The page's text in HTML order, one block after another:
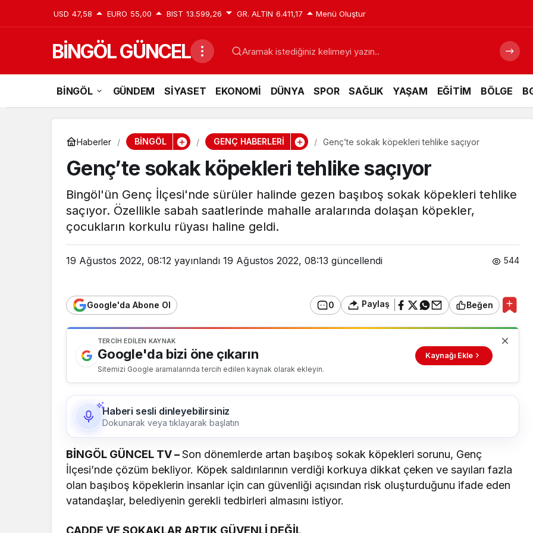
USD 47,58 EURO 55,00 BIST 13.599,26 GR. ALTIN 6.411,17 Menü Oluştur
BİNGÖL GÜNCEL Aramak istediğiniz kelimeyi yazın..
BİNGÖL GÜNDEM SİYASET EKONOMİ DÜNYA SPOR SAĞLIK YAŞAM EĞİTİM BÖLGE
Haberler BİNGÖL GENÇ HABERLERİ Genç’te sokak köpekleri tehlike saçıyor
Genç’te sokak köpekleri tehlike saçıyor
Bingöl'ün Genç İlçesi'nde sürüler halinde gezen başıboş sokak köpekleri tehlike
saçıyor. Özellikle sabah saatlerinde mahalle aralarında dolaşan köpekler,
çocukların korkulu rüyası haline geldi.
19 Ağustos 2022, 08:12 yayınlandı 19 Ağustos 2022, 08:13 güncellendi 544
Google'da Abone Ol 0 Paylaş Beğen
TERCIH EDILEN KAYNAK
Google'da bizi öne çıkarın
Sitemizi Google aramalarında tercih edilen kaynak olarak ekleyin.
Kaynağı Ekle
Haberi sesli dinleyebilirsiniz
Dokunarak veya tıklayarak başlatın
BİNGÖL GÜNCEL TV –Son dönemlerde artan başıboş sokak köpekleri sorunu, Genç
İlçesi’nde çözüm bekliyor. Köpek saldırılarının verdiği korkuya dikkat çeken ve sayıları fazla
olan başıboş köpeklerin insanlar için can güvenliği açısından risk oluşturduğunu ifade eden
vatandaşlar, belediyenin gerekli tedbirleri almasını istiyor.
CADDE VE SOKAKLAR ARTIK GÜVENLİ DEĞİL